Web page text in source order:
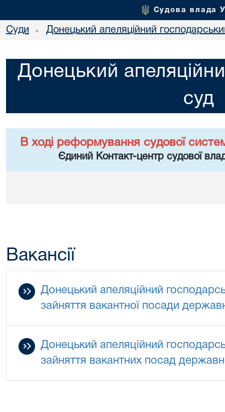
Судова влада
Суди • Донецький апеляційний
Донецький
суд
В ході реформування судової
Єдиний Контакт-центр судової
Вакансії
Донецький апеляційний
зайняття вакантної посади
Донецький апеляційний
зайняття вакантних посад